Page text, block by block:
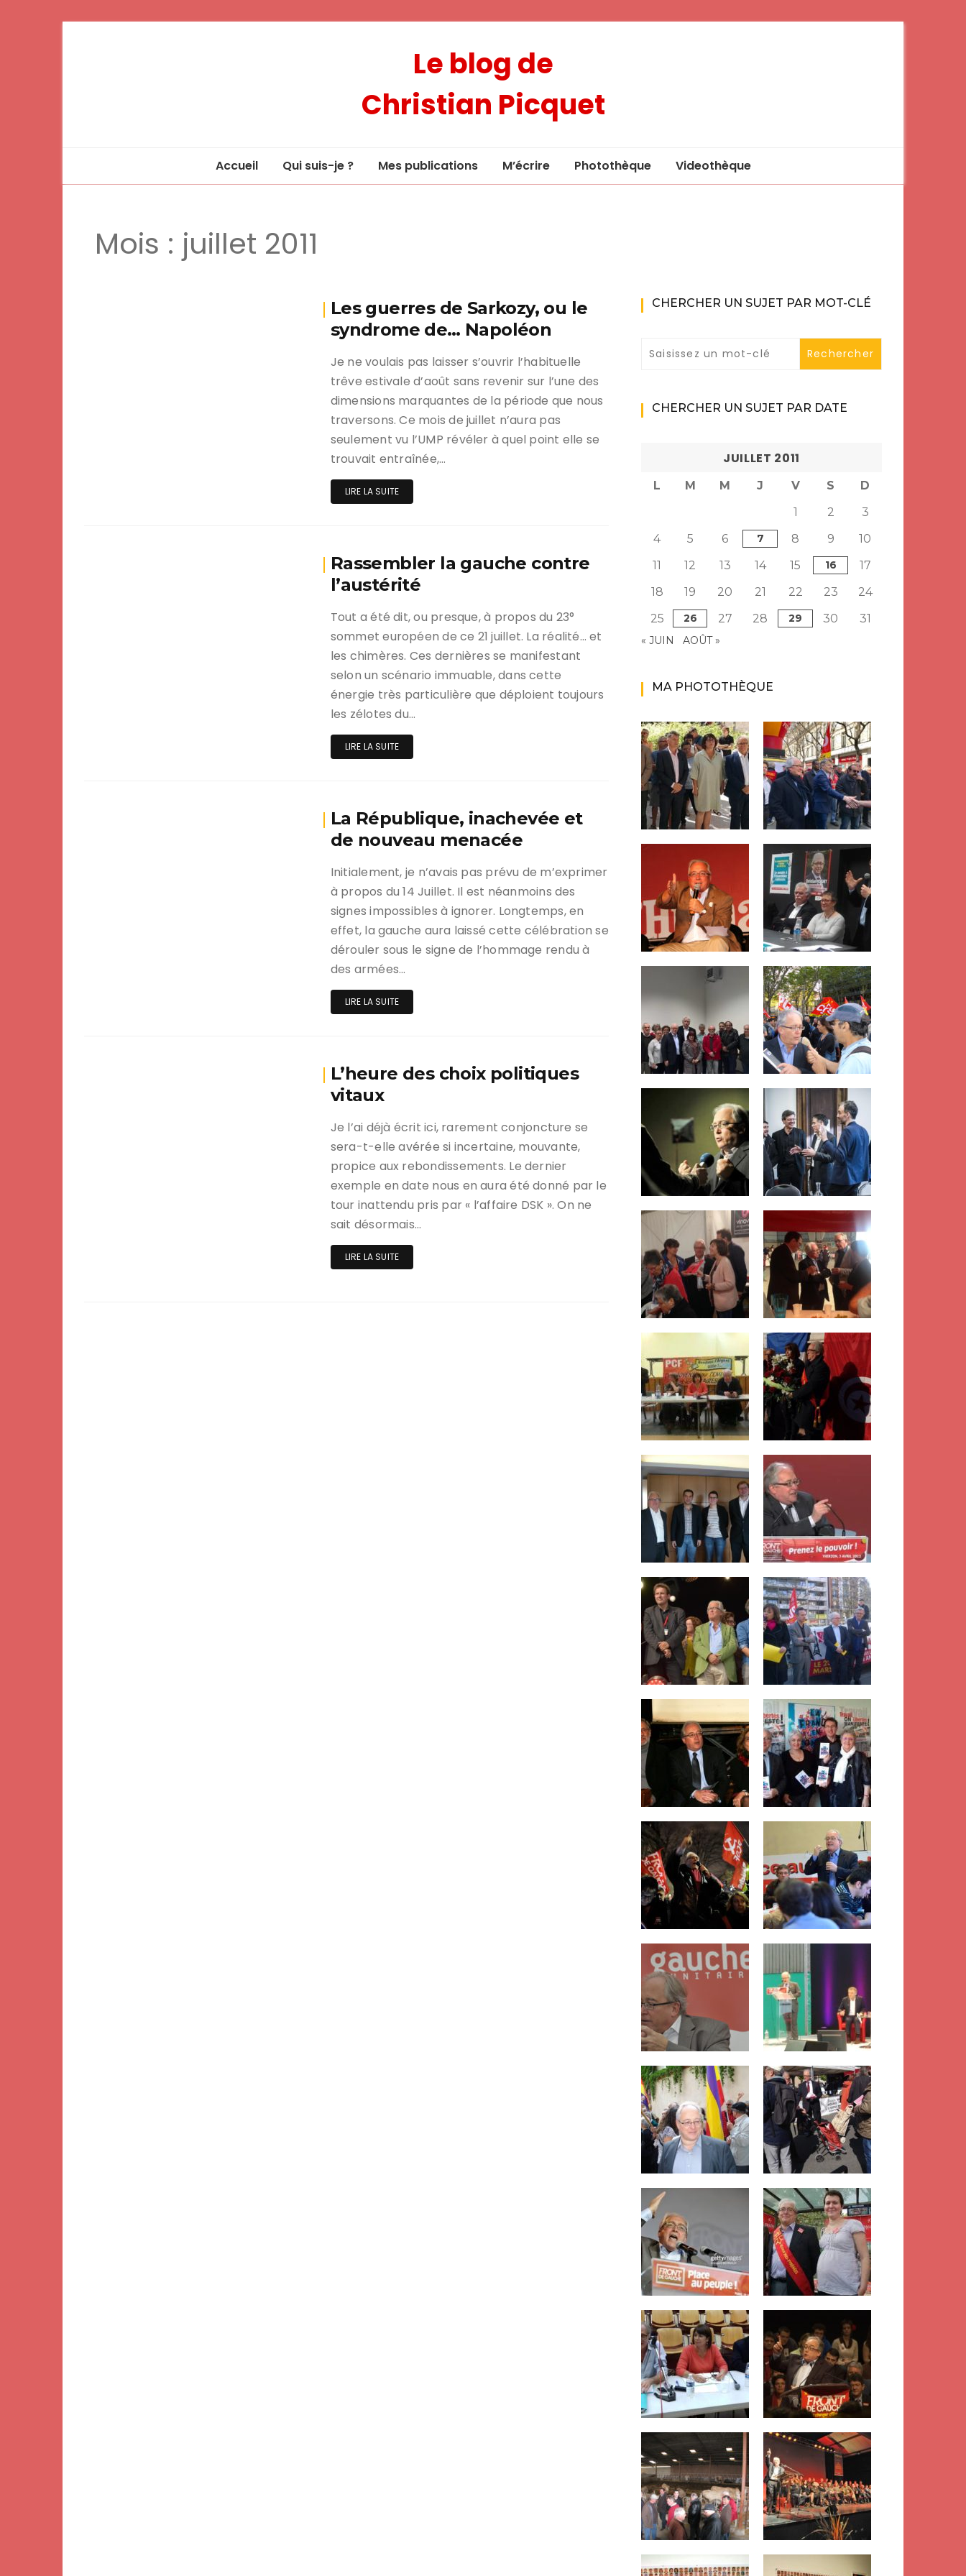
Le blog de
Christian Picquet
Accueil Qui suis-je ? Mes publications M’écrire Photothèque Videothèque
Mois : juillet 2011
Les guerres de Sarkozy, ou le
syndrome de… Napoléon
Je ne voulais pas laisser s’ouvrir l’habituelle
trêve estivale d’août sans revenir sur l’une des
dimensions marquantes de la période que nous
traversons. Ce mois de juillet n’aura pas
seulement vu l’UMP révéler à quel point elle se
trouvait entraînée,…
LIRE LA SUITE
Rassembler la gauche contre
l’austérité
Tout a été dit, ou presque, à propos du 23°
sommet européen de ce 21 juillet. La réalité… et
les chimères. Ces dernières se manifestant
selon un scénario immuable, dans cette
énergie très particulière que déploient toujours
les zélotes du…
LIRE LA SUITE
La République, inachevée et
de nouveau menacée
Initialement, je n’avais pas prévu de m’exprimer
à propos du 14 Juillet. Il est néanmoins des
signes impossibles à ignorer. Longtemps, en
effet, la gauche aura laissé cette célébration se
dérouler sous le signe de l’hommage rendu à
des armées…
LIRE LA SUITE
L’heure des choix politiques
vitaux
Je l’ai déjà écrit ici, rarement conjoncture se
sera-t-elle avérée si incertaine, mouvante,
propice aux rebondissements. Le dernier
exemple en date nous en aura été donné par le
tour inattendu pris par « l’affaire DSK ». On ne
sait désormais…
LIRE LA SUITE
CHERCHER UN SUJET PAR MOT-CLÉ
CHERCHER UN SUJET PAR DATE
JUILLET 2011
L M M J V S
D
1
2
3
4
5 6 7 8 9
10
11
12 13 14 15 16
17
18
19 20 21 22 23
24
25
26 27 28 29 30 31
« JUIN AOÛT »
MA PHOTOTHÈQUE